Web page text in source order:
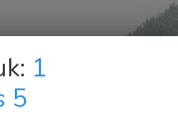
1
5